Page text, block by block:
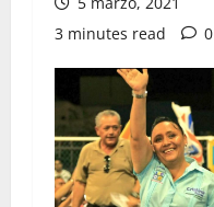
3 minutes read
0